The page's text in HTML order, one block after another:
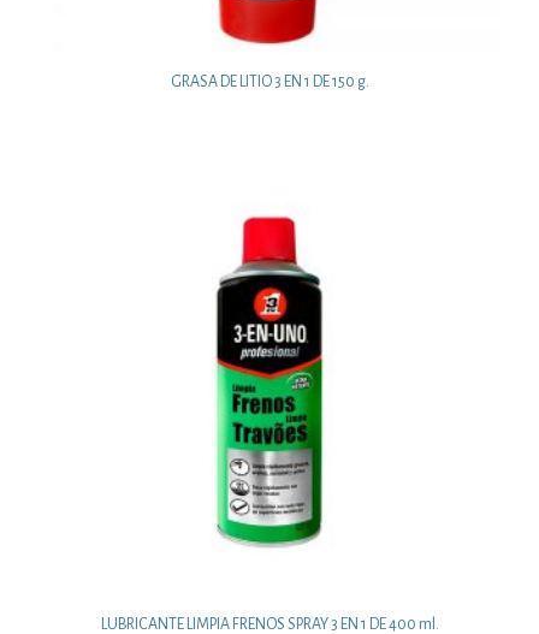
GRASA DE LITIO 3 EN 1 DE 150 g.
LUBRICANTE LIMPIA FRENOS SPRAY 3 EN 1 DE 400 ml.